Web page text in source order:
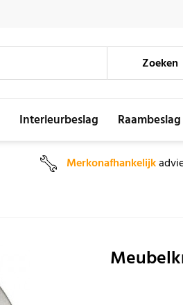
Zoeken
Interieurbeslag Raambeslag
Merkonafhankelijk